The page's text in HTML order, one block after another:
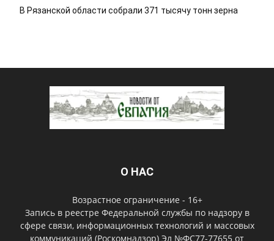
В Рязанской области собрали 371 тысячу тонн зерна
О НАС
Возрастное ограничение - 16+
Запись в реестре Федеральной службы по надзору в
сфере связи, информационных технологий и массовых
коммуникаций (Роскомнадзор) Эл №ФС77-77655 от